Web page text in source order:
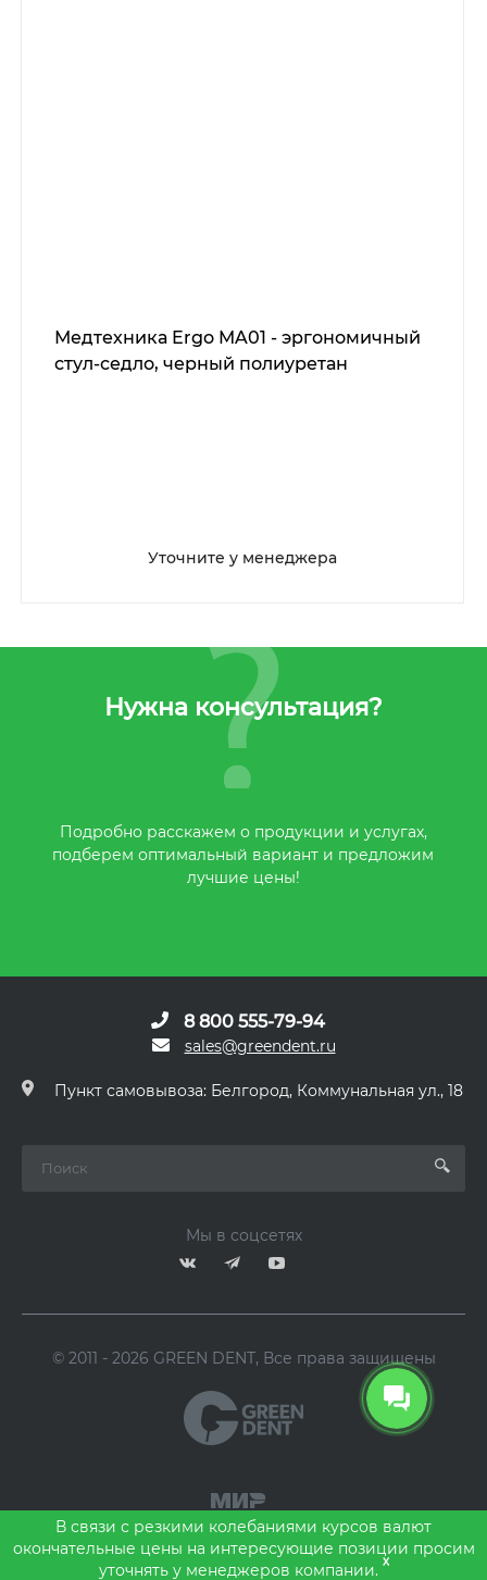
Медтехника Ergo MA01 - эргономичный
стул-седло, черный полиуретан
Уточните у менеджера
Нужна консультация?
Подробно расскажем о продукции и услугах,
подберем оптимальный вариант и предложим
лучшие цены!
8 800 555-79-94
sales@greendent.ru
Пункт самовывоза: Белгород, Коммунальная ул., 18
Мы в соцсетях
© 2011 - 2026 GREEN DENT, Все права защищены
В связи с резкими колебаниями курсов валют
окончательные цены на интересующие позиции просим
уточнять у менеджеров компании.
x